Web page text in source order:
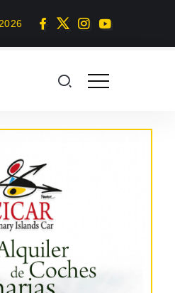
fiesta Summer Geek en